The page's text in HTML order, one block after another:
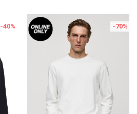
-40% -70%